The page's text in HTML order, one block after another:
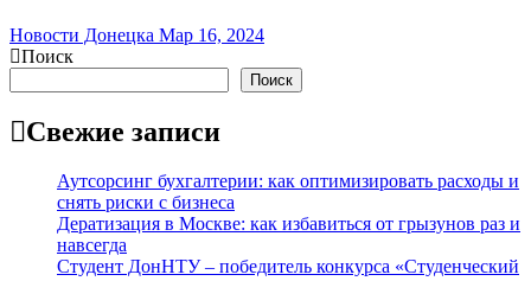
Новости Донецка Мар 16, 2024
Поиск
Поиск
Свежие записи
Аутсорсинг бухгалтерии: как оптимизировать расходы и
снять риски с бизнеса
Дератизация в Москве: как избавиться от грызунов раз и
навсегда
Студент ДонНТУ – победитель конкурса «Студенческий